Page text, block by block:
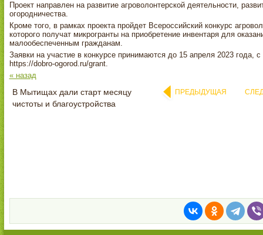
Проект направлен на развитие агроволонтерской деятельности,
огородничества.
Кроме того, в рамках проекта пройдет Всероссийский конкурс
которого получат микрогранты на приобретение инвентаря для
малообеспеченным гражданам.
Заявки на участие в конкурсе принимаются до 15 апреля 2023 года,
https://dobro-ogorod.ru/grant.
« назад
В Мытищах дали старт месяцу
чистоты и благоустройства
ПРЕДЫДУЩАЯ